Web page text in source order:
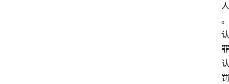
人
。
认
罪
认
罚